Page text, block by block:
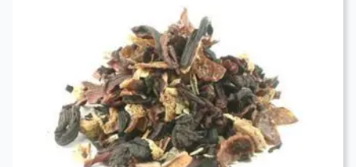
choisies
sur
la
page
du
produit